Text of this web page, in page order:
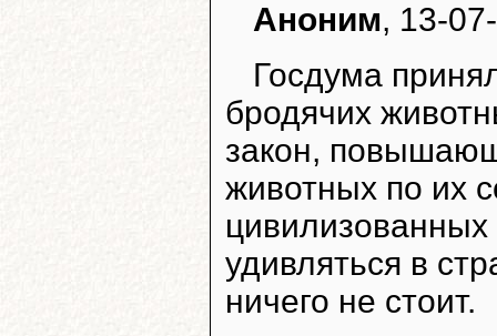
Аноним, 13-
Госдума
бродячих
закон,
животных по их
удивляться в
ничего не стоит.